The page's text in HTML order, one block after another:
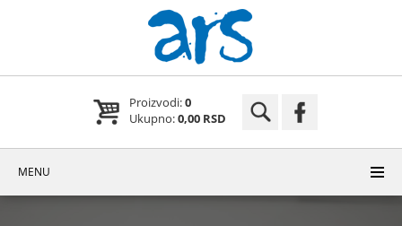
Proizvodi:0
Ukupno:0,00 RSD
MENU